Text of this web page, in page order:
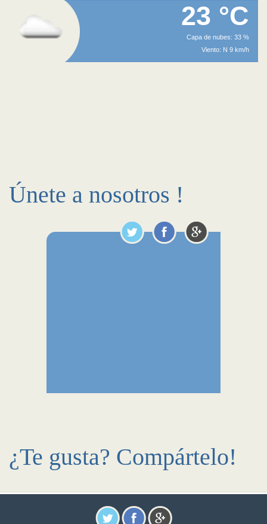
23 °C
Capa de nubes: 33 %
Viento: N 9 km/h
Únete a nosotros !
¿Te gusta? Compártelo!